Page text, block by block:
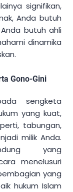
signifikan,
Anda butuh
butuh ahli
dinamika
Gono-Gini
sengketa
yang kuat,
tabungan,
milik Anda.
yang
menelusuri
yang
hukum Islam